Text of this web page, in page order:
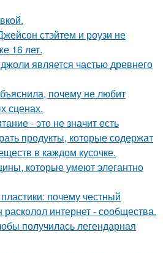
стэйтем и роузи не
16 лет.
является частью древнего
почему не любит
сценах.
- это не значит есть
продукты, которые содержат
в каждом кусочке.
которые умеют элегантно
почему честный
интернет - сообщества.
получилась легендарная